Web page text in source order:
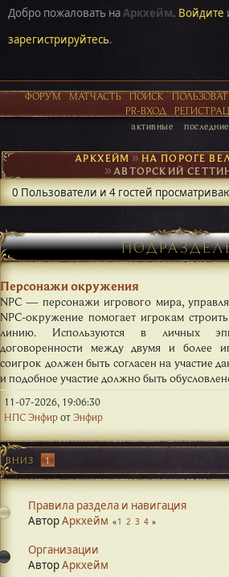
Добро пожаловать наАркхейм. Войдите
зарегистрируйтесь.
ФОРУМ МАТЧАСТЬ ПОИСК
PR-ВХОД
активные последние
АРКХЕЙМ►
►
0 Пользователи и 4 гостей
Персонажи окружения
NPC — персонажи игрового мира,
NPC-окружение помогает игрокам
линию. Используются в личных
договоренности между двумя и более
соигрок должен быть согласен на участие
и подобное участие должно быть
11-07-2026, 19:06:30
НПС ЭнфиротЭнфир
ВНИЗ 1
Правила раздела и навигация
АвторАркхейм 1 2 3 4
Организации
АвторАркхейм